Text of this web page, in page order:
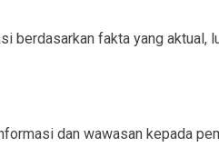
berdasarkan fakta yang aktual,
dan wawasan kepada